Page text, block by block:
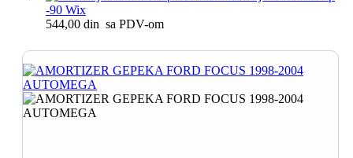
-90 Wix
544,00 din sa PDV-om